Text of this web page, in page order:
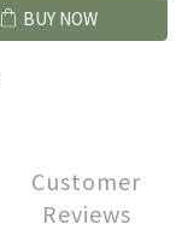
BUY NOW
Customer
Reviews